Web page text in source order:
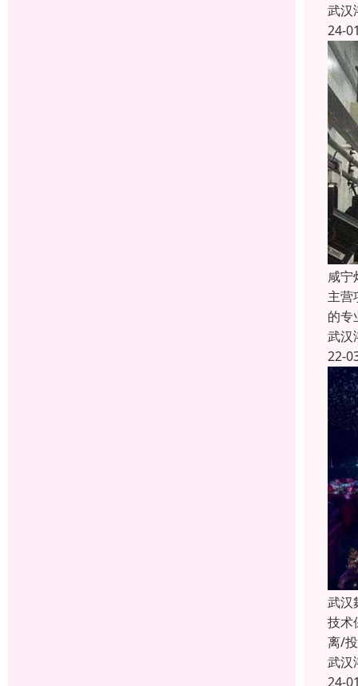
武汉
24-
咸宁
主营
的专
武汉
22-
武汉
技术
离/
武汉
24-